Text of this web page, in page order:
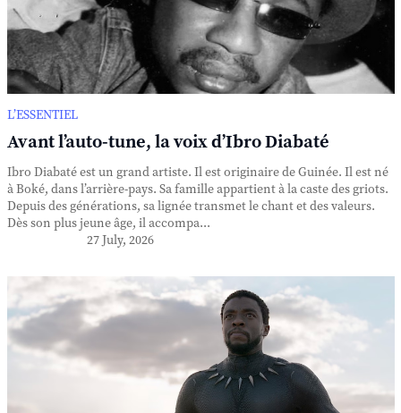
L’ESSENTIEL
Avant l’auto-tune, la voix d’Ibro Diabaté
Ibro Diabaté est un grand artiste. Il est originaire de Guinée. Il est né
à Boké, dans l’arrière-pays. Sa famille appartient à la caste des griots.
Depuis des générations, sa lignée transmet le chant et des valeurs.
Dès son plus jeune âge, il accompa...
27 July, 2026